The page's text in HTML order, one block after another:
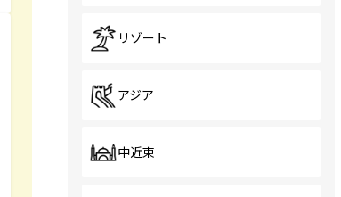
リゾート
アジア
中近東